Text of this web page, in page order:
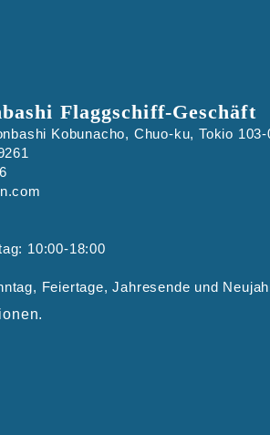
Flaggschiff-Geschäft
Kobunacho, Chuo-ku, Tokio
10:00-18:00
Feiertage, Jahresende und